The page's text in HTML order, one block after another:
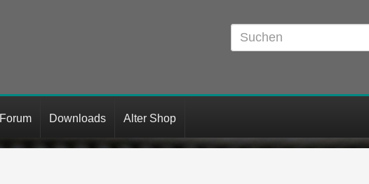
Forum Downloads Alter Shop